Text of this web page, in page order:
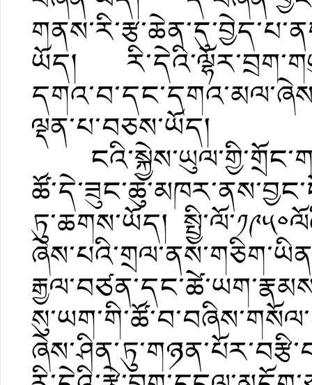
ཡོད།
ལྡན་པ་བཅས་ཡོད།
ཏུ་ཆགས་ཡོད།